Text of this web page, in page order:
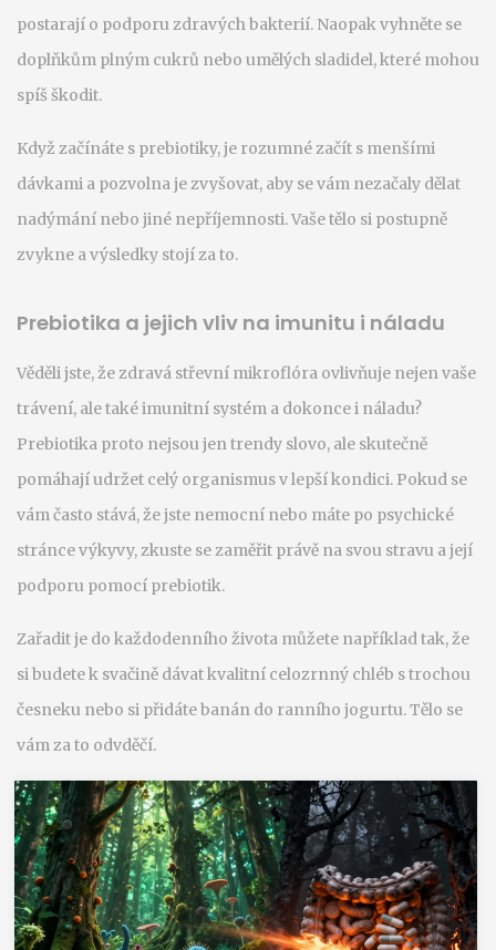
postarají o podporu zdravých bakterií. Naopak vyhněte se
doplňkům plným cukrů nebo umělých sladidel, které mohou
spíš škodit.
Když začínáte s prebiotiky, je rozumné začít s menšími
dávkami a pozvolna je zvyšovat, aby se vám nezačaly dělat
nadýmání nebo jiné nepříjemnosti. Vaše tělo si postupně
zvykne a výsledky stojí za to.
Prebiotika a jejich vliv na imunitu i náladu
Věděli jste, že zdravá střevní mikroflóra ovlivňuje nejen vaše
trávení, ale také imunitní systém a dokonce i náladu?
Prebiotika proto nejsou jen trendy slovo, ale skutečně
pomáhají udržet celý organismus v lepší kondici. Pokud se
vám často stává, že jste nemocní nebo máte po psychické
stránce výkyvy, zkuste se zaměřit právě na svou stravu a její
podporu pomocí prebiotik.
Zařadit je do každodenního života můžete například tak, že
si budete k svačině dávat kvalitní celozrnný chléb s trochou
česneku nebo si přidáte banán do ranního jogurtu. Tělo se
vám za to odvděčí.